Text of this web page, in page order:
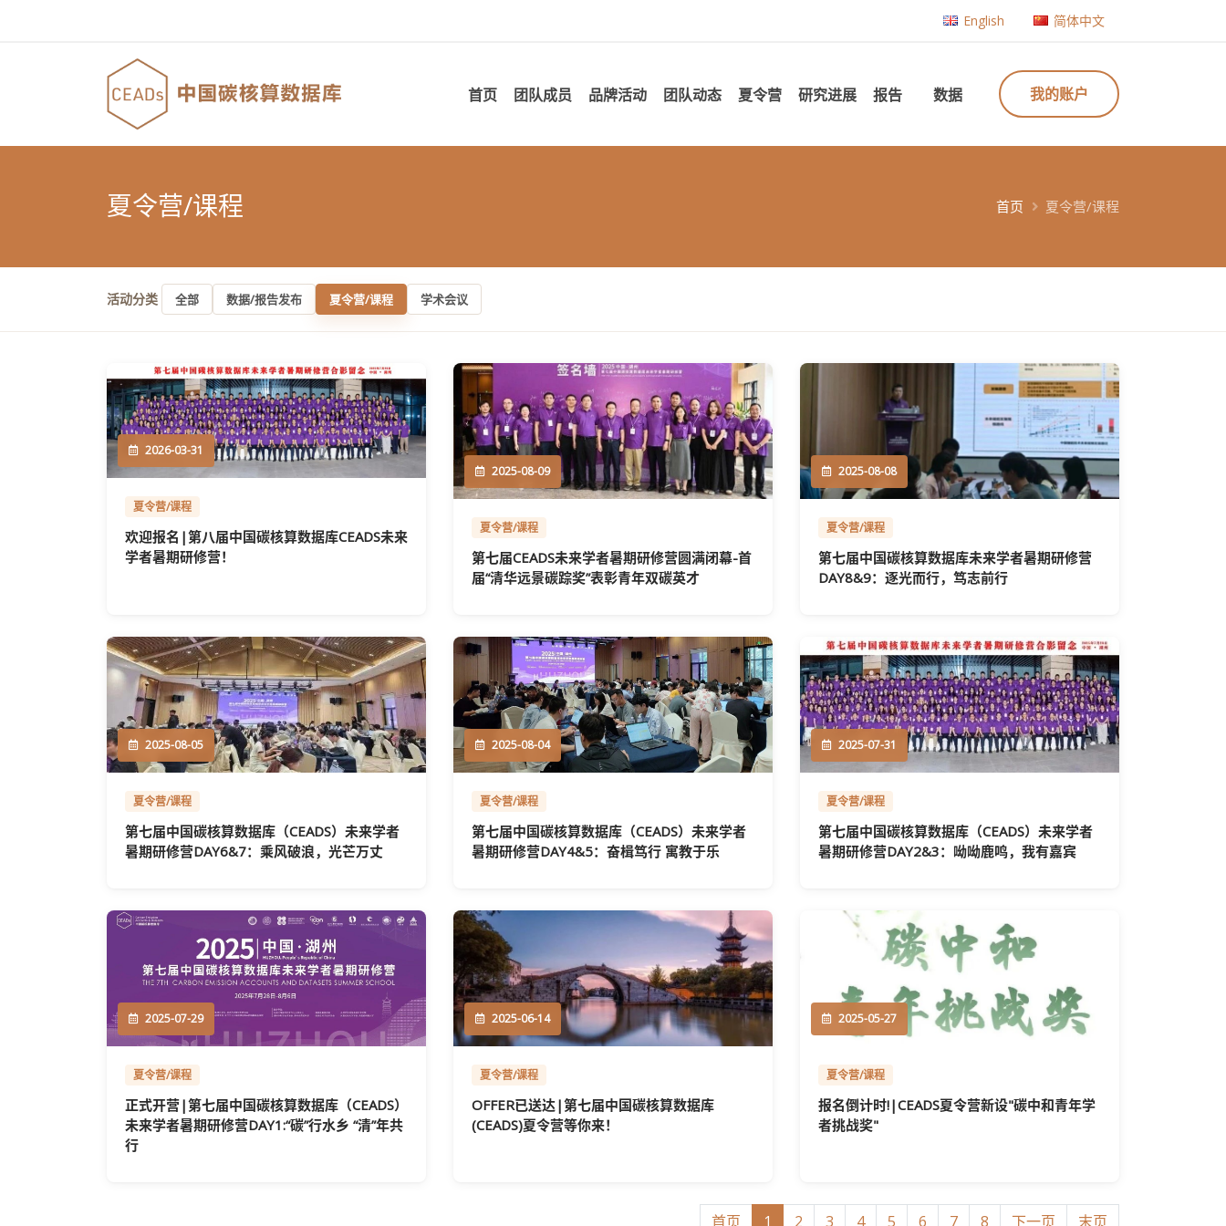
English 简体中文
首页 团队成员 品牌活动 团队动态 夏令营 研究进展 报告 数据 我的账户
夏令营/课程 首页 夏令营/课程
活动分类 全部 数据/报告发布 夏令营/课程 学术会议
2026-03-31
夏令营/课程
欢迎报名|第八届中国碳核算数据库CEADS未来
学者暑期研修营！
2025-08-09
夏令营/课程
第七届CEADS未来学者暑期研修营圆满闭幕-首
届“清华远景碳踪奖”表彰青年双碳英才
2025-08-08
夏令营/课程
第七届中国碳核算数据库未来学者暑期研修营
DAY8&9：逐光而行，笃志前行
2025-08-05
夏令营/课程
第七届中国碳核算数据库（CEADS）未来学者
暑期研修营DAY6&7：乘风破浪，光芒万丈
2025-08-04
夏令营/课程
第七届中国碳核算数据库（CEADS）未来学者
暑期研修营DAY4&5：奋楫笃行 寓教于乐
2025-07-31
夏令营/课程
第七届中国碳核算数据库（CEADS）未来学者
暑期研修营DAY2&3：呦呦鹿鸣，我有嘉宾
2025-07-29
夏令营/课程
正式开营|第七届中国碳核算数据库（CEADS）
未来学者暑期研修营DAY1:“碳”行水乡 “清”年共
行
2025-06-14
夏令营/课程
OFFER已送达|第七届中国碳核算数据库
(CEADS)夏令营等你来！
2025-05-27
夏令营/课程
报名倒计时!|CEADS夏令营新设"碳中和青年学
者挑战奖"
首页 1 2 3 4 5 6 7 8 下一页 末页